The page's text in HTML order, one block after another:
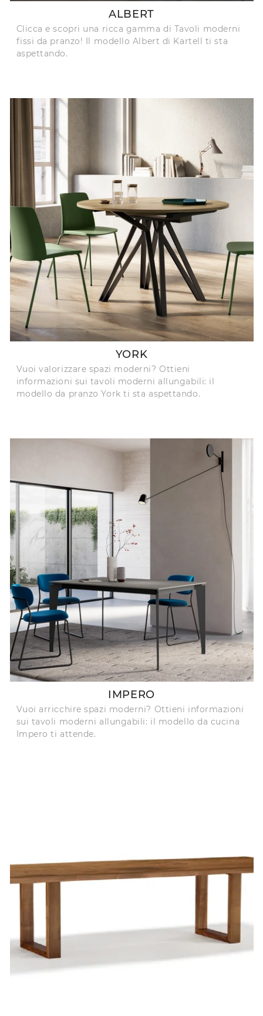
ALBERT
Clicca e scopri una ricca gamma di Tavoli moderni
fissi da pranzo! Il modello Albert di Kartell ti sta
aspettando.
YORK
Vuoi valorizzare spazi moderni? Ottieni
informazioni sui tavoli moderni allungabili: il
modello da pranzo York ti sta aspettando.
IMPERO
Vuoi arricchire spazi moderni? Ottieni informazioni
sui tavoli moderni allungabili: il modello da cucina
Impero ti attende.